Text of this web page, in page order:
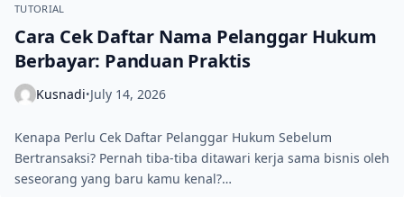
TUTORIAL
Cara Cek Daftar Nama Pelanggar Hukum
Berbayar: Panduan Praktis
Kusnadi•July 14, 2026
Kenapa Perlu Cek Daftar Pelanggar Hukum Sebelum
Bertransaksi? Pernah tiba-tiba ditawari kerja sama bisnis oleh
seseorang yang baru kamu kenal?…